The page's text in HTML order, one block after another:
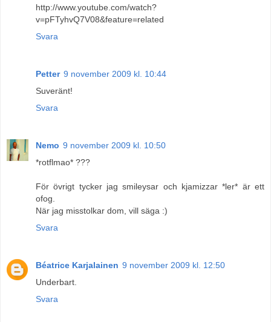
http://www.youtube.com/watch?
v=pFTyhvQ7V08&feature=related
Svara
Petter 9 november 2009 kl. 10:44
Suveränt!
Svara
Nemo 9 november 2009 kl. 10:50
*rotflmao* ???
För övrigt tycker jag smileysar och kjamizzar *ler* är ett
ofog.
När jag misstolkar dom, vill säga :)
Svara
Béatrice Karjalainen 9 november 2009 kl. 12:50
Underbart.
Svara